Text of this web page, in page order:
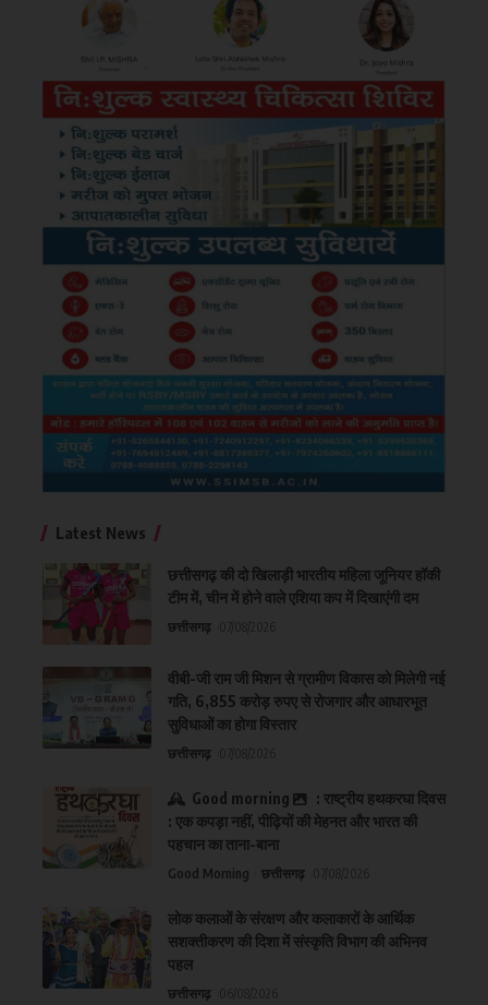
Latest News
छत्तीसगढ़ की दो खिलाड़ी भारतीय महिला जूनियर हॉकी
टीम में, चीन में होने वाले एशिया कप में दिखाएंगी दम
छत्तीसगढ़
वीबी-जी राम जी मिशन से ग्रामीण विकास को मिलेगी नई
गति, 6,855 करोड़ रुपए से रोजगार और आधारभूत
सुविधाओं का होगा विस्तार
छत्तीसगढ़
Good morning
: राष्ट्रीय हथकरघा दिवस
: एक कपड़ा नहीं, पीढ़ियों की मेहनत और भारत की
पहचान का ताना-बाना
Good Morning छत्तीसगढ़
लोक कलाओं के संरक्षण और कलाकारों के आर्थिक
सशक्तीकरण की दिशा में संस्कृति विभाग की अभिनव
पहल
छत्तीसगढ़